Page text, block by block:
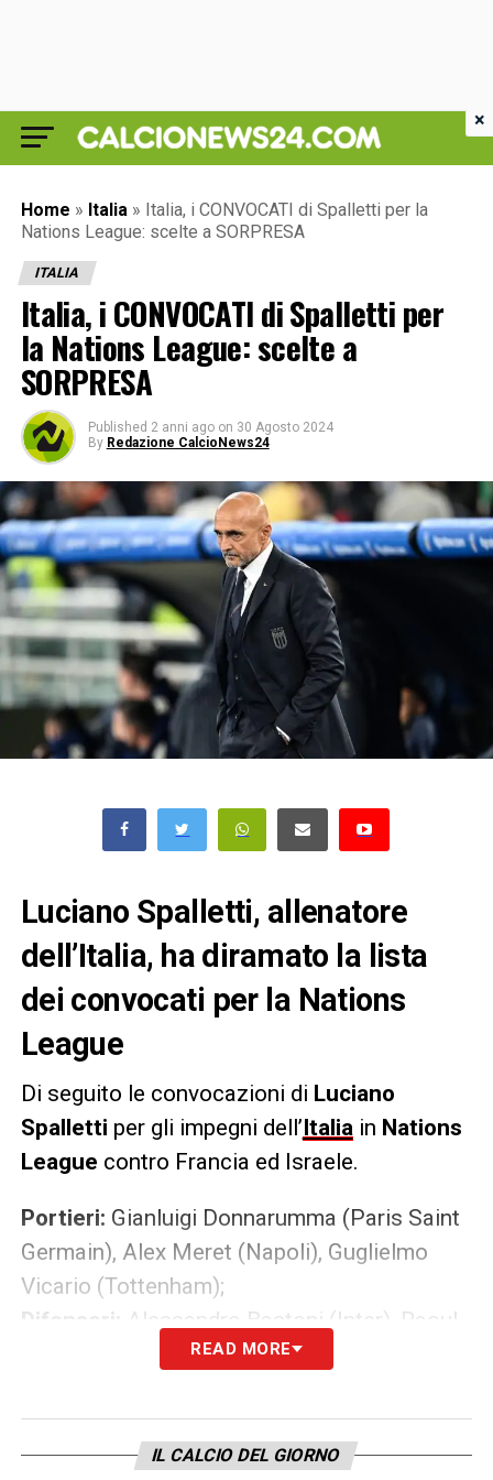
Home » Italia » Italia, i CONVOCATI di Spalletti per la
Nations League: scelte a SORPRESA
ITALIA
Italia, i CONVOCATI di Spalletti per
la Nations League: scelte a
SORPRESA
Published 2 anni ago on 30 Agosto 2024
By Redazione CalcioNews24
Luciano Spalletti, allenatore
dell’Italia, ha diramato la lista
dei convocati per la Nations
League
Di seguito le convocazioni di Luciano
Spalletti per gli impegni dell’Italia in Nations
League contro Francia ed Israele.
Portieri: Gianluigi Donnarumma (Paris Saint
Germain), Alex Meret (Napoli), Guglielmo
Vicario (Tottenham);
Difensori:
Alessandro Bastoni (Inter), Raoul
Bellanova (Atalanta), Alessandro Buongiorno
Cambiaso (Juventus), Giovanni Di Lorenzo
(Napoli), Federico Dimarco (Inter), Federico
READ MORE
IL CALCIO DEL GIORNO
×